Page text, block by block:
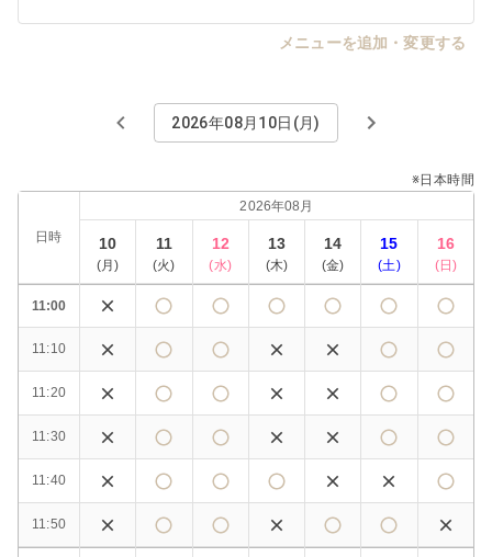
メニューを追加・変更する
2026年08月10日(月)
※日本時間
日時
2026年08月
10
(月)
11
(火)
12
(水)
13
(木)
14
(金)
15
(土)
16
(日 )
11:00
11:10
11:20
11:30
11:40
11:50